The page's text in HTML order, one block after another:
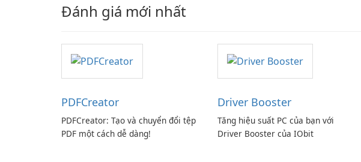
Đánh giá mới nhất
PDFCreator
PDFCreator: Tạo và chuyển đổi tệp
PDF một cách dễ dàng!
Driver Booster
Tăng hiệu suất PC của bạn với
Driver Booster của IObit